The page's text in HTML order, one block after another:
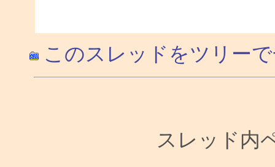
このスレッドをツリー
スレッド内